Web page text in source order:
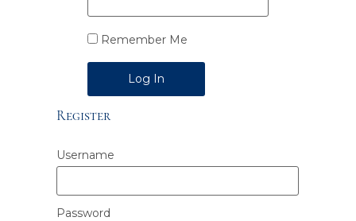
Remember Me
Alternative:
Register
Username
Password